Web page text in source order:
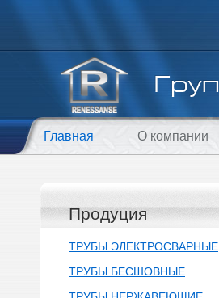
Главная О компании
Продуция
ТРУБЫ ЭЛЕКТРОСВАРНЫЕ
ТРУБЫ БЕСШОВНЫЕ